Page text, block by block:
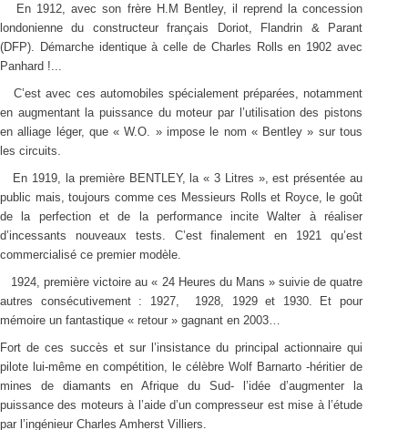
En 1912, avec son frère H.M Bentley, il reprend la concession
londonienne du constructeur français Doriot, Flandrin & Parant
(DFP). Démarche identique à celle de Charles Rolls en 1902 avec
Panhard !...
C’est avec ces automobiles spécialement préparées, notamment
en augmentant la puissance du moteur par l’utilisation des pistons
en alliage léger, que « W.O. » impose le nom « Bentley » sur tous
les circuits.
En 1919, la première BENTLEY, la « 3 Litres », est présentée au
public mais, toujours comme ces Messieurs Rolls et Royce, le goût
de la perfection et de la performance incite Walter à réaliser
d’incessants nouveaux tests. C’est finalement en 1921 qu’est
commercialisé ce premier modèle.
1924, première victoire au « 24 Heures du Mans » suivie de quatre
autres consécutivement : 1927, 1928, 1929 et 1930. Et pour
mémoire un fantastique « retour » gagnant en 2003…
Fort de ces succès et sur l’insistance du principal actionnaire qui
pilote lui-même en compétition, le célèbre Wolf Barnarto -héritier de
mines de diamants en Afrique du Sud- l’idée d’augmenter la
puissance des moteurs à l’aide d’un compresseur est mise à l’étude
par l’ingénieur Charles Amherst Villiers.